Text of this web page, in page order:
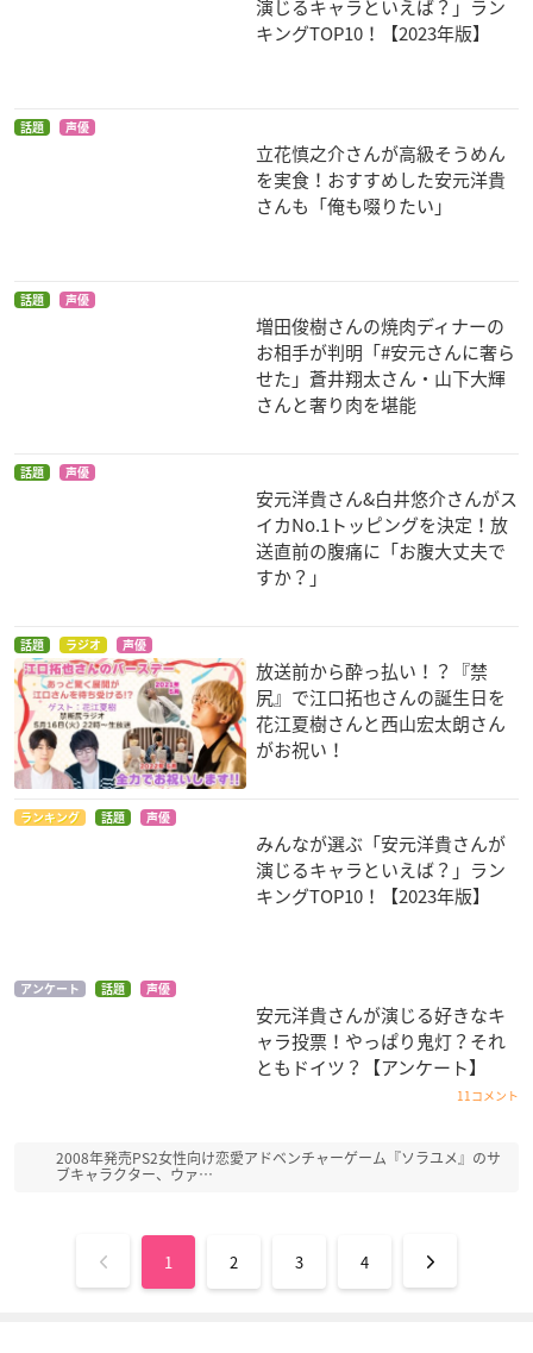
ー
劇場版 モーレツ宇宙
海賊 ABYSS OF HYP
サカサマのパテマ
機動戦士ガンダムUC
episode 5 「黒いユ
ニコーン」
ワッツ・ステップニ
ー
機動戦士ガンダムUC
episode 4 「重力の
井戸の底で」
ワッツ・ステップニ
銀幕ヘタリア Axis P
owers Paint it, Whit
超電影版SDガンダム
warriors
関羽ガンダム
ドイツ
ヘタリア The Beauti
サカサマのパテマ Be
ginning of the Day
演じるキャラといえば？」ラン
キングTOP10！【2023年版】
話題 声優
立花慎之介さんが高級そうめん
を実食！おすすめした安元洋貴
さんも「俺も啜りたい」
話題 声優
増田俊樹さんの焼肉ディナーの
お相手が判明「#安元さんに奢ら
せた」蒼井翔太さん・山下大輝
さんと奢り肉を堪能
話題 声優
安元洋貴さん&白井悠介さんがス
イカNo.1トッピングを決定！放
送直前の腹痛に「お腹大丈夫で
すか？」
話題 ラジオ 声優
放送前から酔っ払い！？『禁
尻』で江口拓也さんの誕生日を
花江夏樹さんと西山宏太朗さん
がお祝い！
ランキング 話題 声優
みんなが選ぶ「安元洋貴さんが
演じるキャラといえば？」ラン
キングTOP10！【2023年版】
アンケート 話題 声優
安元洋貴さんが演じる好きなキ
ャラ投票！やっぱり鬼灯？それ
ともドイツ？【アンケート】
11コメント
2008年発売PS2女性向け恋愛アドベンチャーゲーム『ソラユメ』のサ
ブキャラクター、ウァ…
1 2 3 4